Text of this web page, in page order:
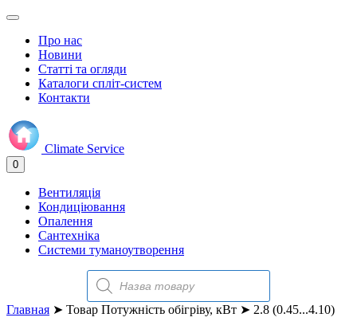
Про нас
Новини
Статті та огляди
Каталоги спліт-систем
Контакти
Climate Service
0
Вентиляція
Кондиціювання
Опалення
Сантехніка
Системи туманоутворення
Поиск
товаров
Главная ➤ Товар Потужність обігріву, кВт ➤ 2.8 (0.45...4.10)